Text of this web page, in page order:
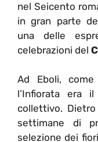
nel Seicento
in gran parte
una delle
celebrazioni del
Ad Eboli,
l’Infiorata era
collettivo. Dietro
settimane di
selezione dei